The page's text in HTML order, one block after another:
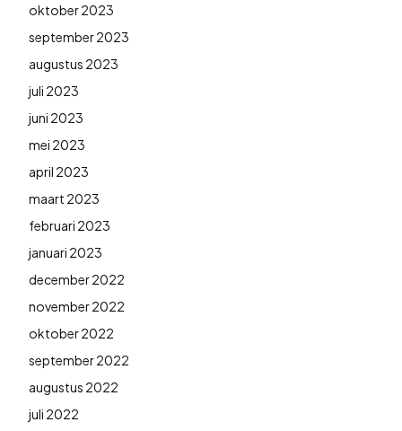
oktober 2023
september 2023
augustus 2023
juli 2023
juni 2023
mei 2023
april 2023
maart 2023
februari 2023
januari 2023
december 2022
november 2022
oktober 2022
september 2022
augustus 2022
juli 2022